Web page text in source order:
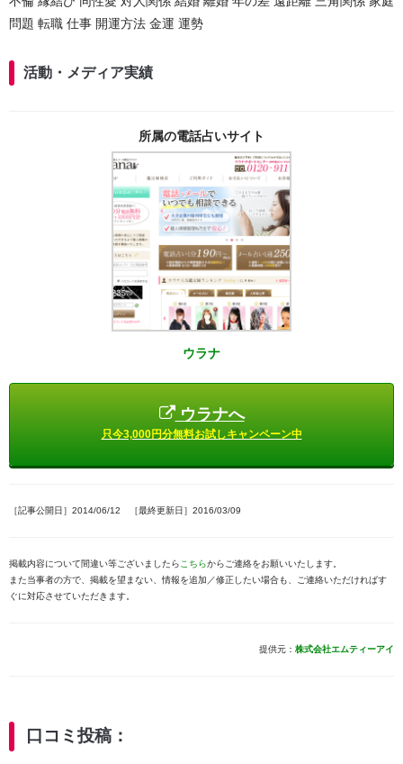
問題 転職 仕事 開運方法 金運 運勢
活動・メディア実績
所属の電話占いサイト
ウラナ
ウラナへ
只今3,000円分無料お試しキャンペーン中
［記事公開日］2014/06/12 ［最終更新日］2016/03/09
掲載内容について間違い等ございましたら こちらからご連絡をお願いいたします。
また当事者の方で、掲載を望まない、情報を追加／修正したい場合も、ご連絡いただければす
ぐに対応させていただきます。
提供元： 株式会社エムティーアイ
口コミ投稿：